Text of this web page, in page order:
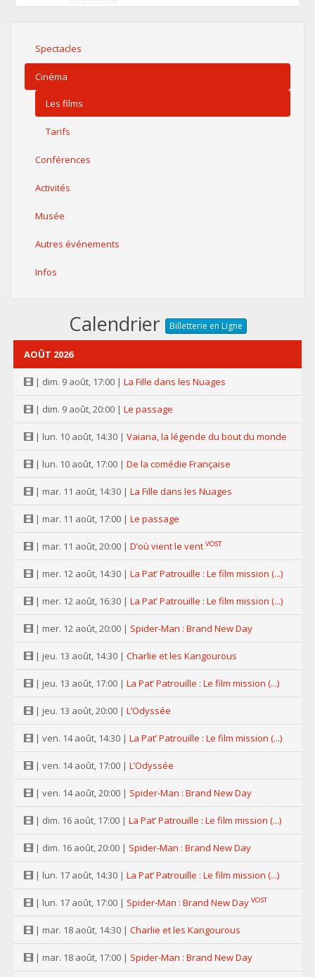
Spectacles
Cinéma
Les films
Tarifs
Conférences
Activités
Musée
Autres événements
Infos
Calendrier Billetterie en Ligne
AOÛT 2026
| dim. 9 août, 17:00 | La Fille dans les Nuages
| dim. 9 août, 20:00 | Le passage
| lun. 10 août, 14:30 | Vaiana, la légende du bout du monde
| lun. 10 août, 17:00 | De la comédie Française
| mar. 11 août, 14:30 | La Fille dans les Nuages
| mar. 11 août, 17:00 | Le passage
| mar. 11 août, 20:00 | D’où vient le vent VOST
| mer. 12 août, 14:30 | La Pat’ Patrouille : Le film mission (...)
| mer. 12 août, 16:30 | La Pat’ Patrouille : Le film mission (...)
| mer. 12 août, 20:00 | Spider-Man : Brand New Day
| jeu. 13 août, 14:30 | Charlie et les Kangourous
| jeu. 13 août, 17:00 | La Pat’ Patrouille : Le film mission (...)
| jeu. 13 août, 20:00 | L’Odyssée
| ven. 14 août, 14:30 | La Pat’ Patrouille : Le film mission (...)
| ven. 14 août, 17:00 | L’Odyssée
| ven. 14 août, 20:00 | Spider-Man : Brand New Day
| dim. 16 août, 17:00 | La Pat’ Patrouille : Le film mission (...)
| dim. 16 août, 20:00 | Spider-Man : Brand New Day
| lun. 17 août, 14:30 | La Pat’ Patrouille : Le film mission (...)
| lun. 17 août, 17:00 | Spider-Man : Brand New Day VOST
| mar. 18 août, 14:30 | Charlie et les Kangourous
| mar. 18 août, 17:00 | Spider-Man : Brand New Day